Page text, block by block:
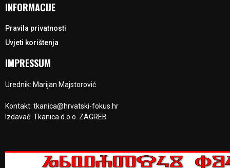
INFORMACIJE
Pravila privatnosti
Uvjeti korištenja
IMPRESSUM
Urednik: Marijan Majstorović
Kontakt: tkanica@hrvatski-fokus.hr
Izdavač: Tkanica d.o.o. ZAGREB